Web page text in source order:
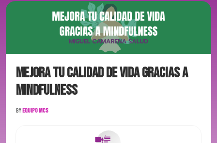
Mejora tu calidad de vida gracias a
mindfulness
ByEquipo MCS